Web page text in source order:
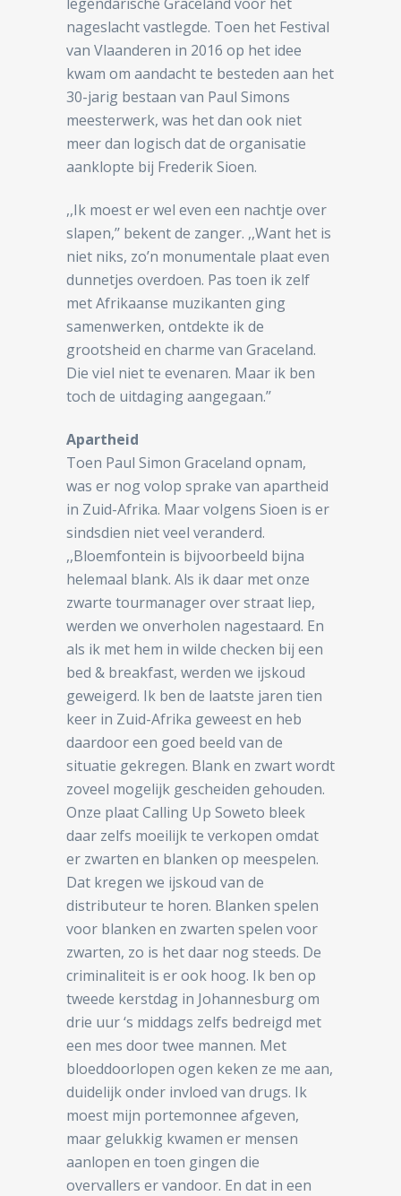
nageslacht vastlegde. Toen het Festival
van Vlaanderen in 2016 op het idee
kwam om aandacht te besteden aan het
30-jarig bestaan van Paul Simons
meesterwerk, was het dan ook niet
meer dan logisch dat de organisatie
aanklopte bij Frederik Sioen.
,,Ik moest er wel even een nachtje over
slapen,’’ bekent de zanger. ,,Want het is
niet niks, zo’n monumentale plaat even
dunnetjes overdoen. Pas toen ik zelf
met Afrikaanse muzikanten ging
samenwerken, ontdekte ik de
grootsheid en charme van Graceland.
Die viel niet te evenaren. Maar ik ben
toch de uitdaging aangegaan.’’
Apartheid
Toen Paul Simon Graceland opnam,
was er nog volop sprake van apartheid
in Zuid-Afrika. Maar volgens Sioen is er
sindsdien niet veel veranderd.
,,Bloemfontein is bijvoorbeeld bijna
helemaal blank. Als ik daar met onze
zwarte tourmanager over straat liep,
werden we onverholen nagestaard. En
als ik met hem in wilde checken bij een
bed & breakfast, werden we ijskoud
geweigerd. Ik ben de laatste jaren tien
keer in Zuid-Afrika geweest en heb
daardoor een goed beeld van de
situatie gekregen. Blank en zwart wordt
zoveel mogelijk gescheiden gehouden.
Onze plaat Calling Up Soweto bleek
daar zelfs moeilijk te verkopen omdat
er zwarten en blanken op meespelen.
Dat kregen we ijskoud van de
distributeur te horen. Blanken spelen
voor blanken en zwarten spelen voor
zwarten, zo is het daar nog steeds. De
criminaliteit is er ook hoog. Ik ben op
tweede kerstdag in Johannesburg om
drie uur ‘s middags zelfs bedreigd met
een mes door twee mannen. Met
bloeddoorlopen ogen keken ze me aan,
duidelijk onder invloed van drugs. Ik
moest mijn portemonnee afgeven,
maar gelukkig kwamen er mensen
aanlopen en toen gingen die
overvallers er vandoor. En dat in een